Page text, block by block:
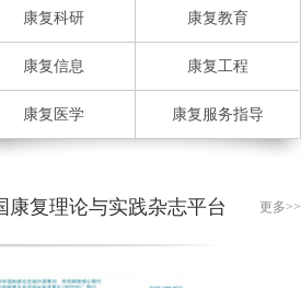
康复科研 康复教育
康复信息 康复工程
康复医学 康复服务指导
更多>>
康复理论与实践杂志平台